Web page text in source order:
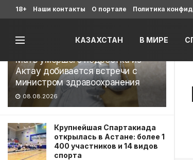
Последние
Мать умершего подростка из
Актау добивается встречи с
министром здравоохранения
08.08.2026
Крупнейшая Спартакиада
открылась в Астане: более 1
400 участников и 14 видов
спорта
18+ Наши контакты О портале Политика
КАЗАХСТАН В МИРЕ